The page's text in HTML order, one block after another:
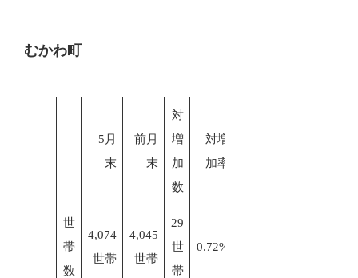
むかわ町
5月
末
前月
末
対
増
加
数
対増
加率
世
帯
数
4,074
世帯
4,045
世帯
29
世
帯
0.72%